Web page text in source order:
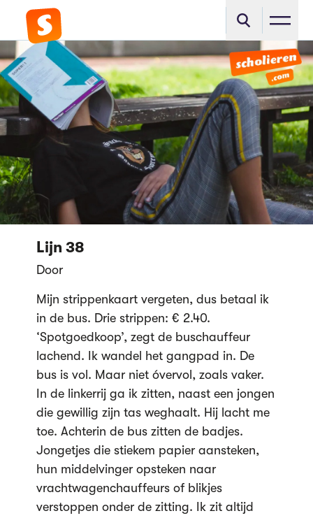
Lijn 38
Door
Mijn strippenkaart vergeten, dus betaal ik
in de bus. Drie strippen: € 2.40.
‘Spotgoedkoop’, zegt de buschauffeur
lachend. Ik wandel het gangpad in. De
bus is vol. Maar niet óvervol, zoals vaker.
In de linkerrij ga ik zitten, naast een jongen
die gewillig zijn tas weghaalt. Hij lacht me
toe. Achterin de bus zitten de badjes.
Jongetjes die stiekem papier aansteken,
hun middelvinger opsteken naar
vrachtwagenchauffeurs of blikjes
verstoppen onder de zitting. Ik zit altijd